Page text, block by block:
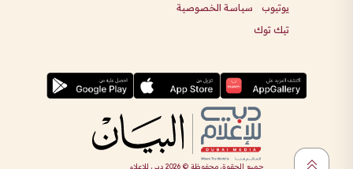
يوتيوب
تيك توك
سياسة الخصوصية
جميع الحقوق محفوظة ©2026 دبي للإعلام